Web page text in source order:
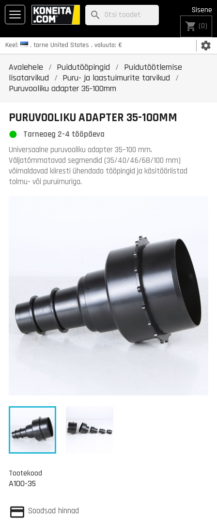
Keel: , tarne United States , valuuta: € settings
Sisene
shopping_cart (0)
search
Avalehele Puidutööpingid
Puidutöötlemise
lisatarvikud
Puru- ja laastuimurite tarvikud
Puruvooliku adapter 35-100mm
PURUVOOLIKU ADAPTER 35-100MM
Tarneaeg 2-4 tööpäeva
Universaalne puruvooliku adapter 35–100 mm.
Väljatõmmatavad segmendid (35/40/46/68/100 mm)
võimaldavad kiiresti ühendada tööpingid ja käsitööriistad
tolmu- või puruimuriga.
Tootekood
A100-35
Soodsad hinnad